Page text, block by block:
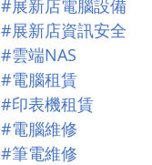
#展新店電腦設備
#展新店資訊安全
#雲端NAS
#電腦租賃
#印表機租賃
#電腦維修
#筆電維修